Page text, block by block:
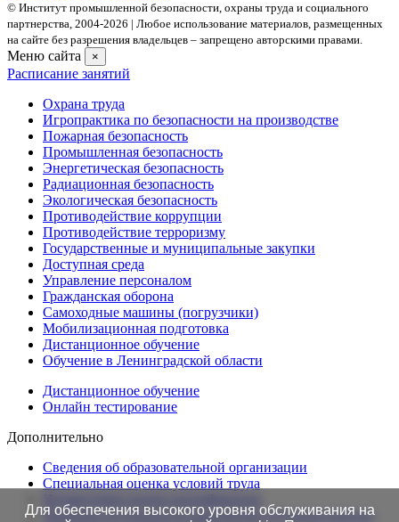
© Институт промышленной безопасности, охраны труда и социального
партнерства, 2004- 2026 | Любое использование материалов, размещенных
на сайте без разрешения владельцев – запрещено авторскими правами.
Меню сайта ×
Расписание занятий
Охрана труда
Игропрактика по безопасности на производстве
Пожарная безопасность
Промышленная безопасность
Энергетическая безопасность
Радиационная безопасность
Экологическая безопасность
Противодействие коррупции
Противодействие терроризму
Государственные и муниципальные закупки
Доступная среда
Управление персоналом
Гражданская оборона
Самоходные машины (погрузчики)
Мобилизационная подготовка
Дистанционное обучение
Обучение в Ленинградской области
Дистанционное обучение
Онлайн тестирование
Дополнительно
Сведения об образовательной организации
Cпециальная оценка условий труда
Проверка подлинности протоколов в Едином портале
Для обеспечения высокого уровня обслуживания на